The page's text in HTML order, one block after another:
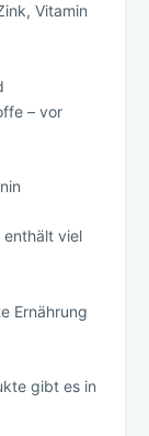
Vitamin
– vor
enthält viel
Ernährung
gibt es in